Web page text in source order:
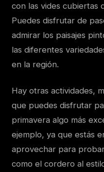
con las vides cubiertas
Puedes disfrutar de
admirar los paisajes
las diferentes
en la región.
Hay otras actividades,
que puedes disfrutar
primavera algo más
ejemplo, ya que estás
aprovechar para
como el cordero al